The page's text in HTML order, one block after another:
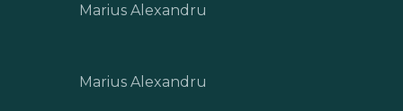
Marius Alexandru
Marius Alexandru